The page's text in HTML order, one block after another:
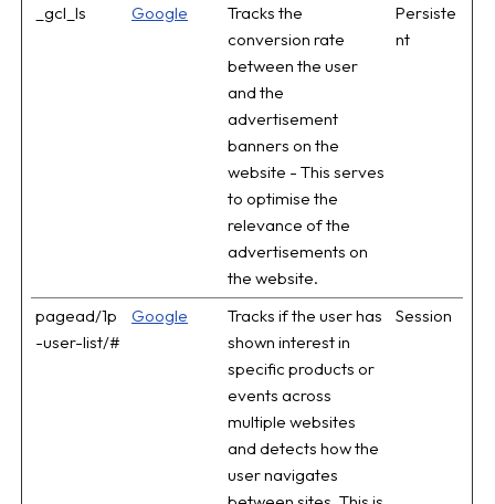
_gcl_ls Google
Tracks the
conversion rate
between the user
and the
advertisement
banners on the
website - This serves
to optimise the
relevance of the
advertisements on
the website.
Persiste
nt
pagead/1p
-user-list/#
Google
Tracks if the user has
shown interest in
specific products or
events across
multiple websites
and detects how the
user navigates
Session